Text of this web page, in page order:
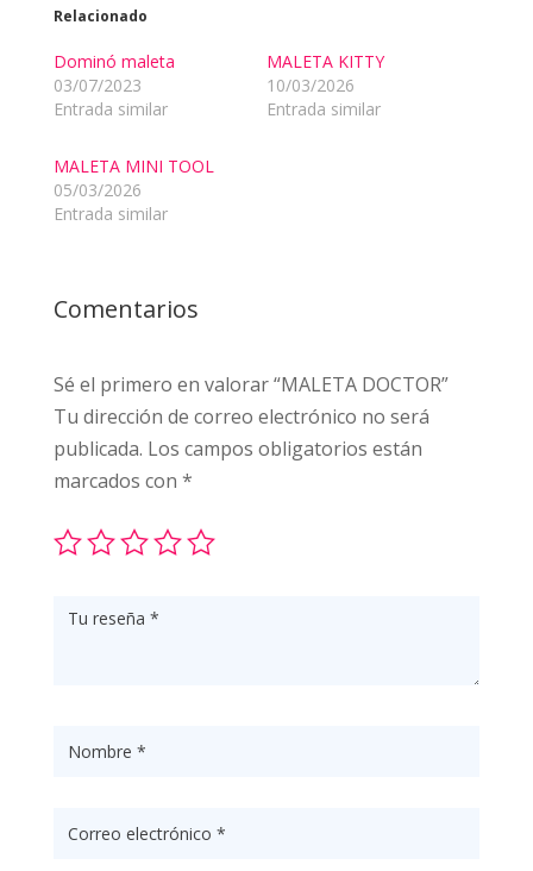
Relacionado
Dominó maleta
03/07/2023
Entrada similar
MALETA KITTY
10/03/2026
Entrada similar
MALETA MINI TOOL
05/03/2026
Entrada similar
Comentarios
Sé el primero en valorar “MALETA DOCTOR”
Tu dirección de correo electrónico no será
publicada. Los campos obligatorios están
marcados con *